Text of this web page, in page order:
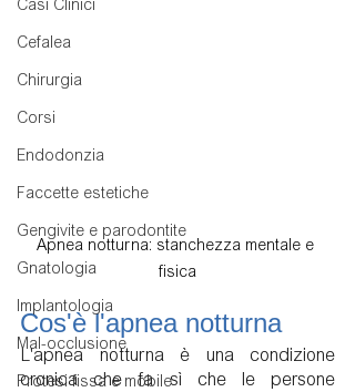
Casi Clinici
Cefalea
Chirurgia
Corsi
Endodonzia
Faccette estetiche
Gengivite e parodontite
Gnatologia
Implantologia
Mal-occlusione
Protesi fissa e mobile
Apnea notturna: stanchezza mentale e
fisica
Cos'è l'apnea notturna
L'apnea notturna è una condizione
cronica che fa sì che le persone